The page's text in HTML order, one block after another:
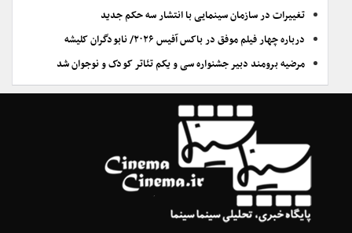
تغییرات در سازمان سینمایی با انتشار سه حکم جدید
درباره چهار فیلم موفق در باکس آفیس ۲۰۲۶/ نابودگران کلیشه
مرضیه برومند دبیر جشنواره سی و یکم تئاتر کودک و نوجوان شد